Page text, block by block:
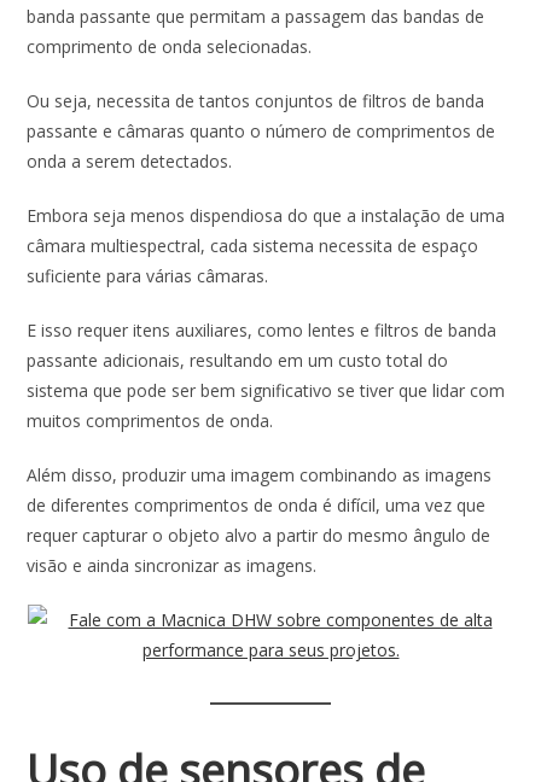
banda passante que permitam a passagem das bandas de
comprimento de onda selecionadas.
Ou seja, necessita de tantos conjuntos de filtros de banda
passante e câmaras quanto o número de comprimentos de
onda a serem detectados.
Embora seja menos dispendiosa do que a instalação de uma
câmara multiespectral, cada sistema necessita de espaço
suficiente para várias câmaras.
E isso requer itens auxiliares, como lentes e filtros de banda
passante adicionais, resultando em um custo total do
sistema que pode ser bem significativo se tiver que lidar com
muitos comprimentos de onda.
Além disso, produzir uma imagem combinando as imagens
de diferentes comprimentos de onda é difícil, uma vez que
requer capturar o objeto alvo a partir do mesmo ângulo de
visão e ainda sincronizar as imagens.